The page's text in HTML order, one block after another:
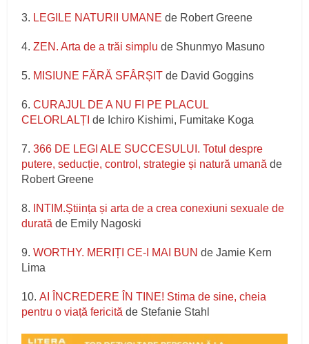
3. LEGILE NATURII UMANE de Robert Greene
4.ZEN. Arta de a trăi simplu de Shunmyo Masuno
5. MISIUNE FĂRĂ SFÂRȘIT de David Goggins
6.CURAJUL DE A NU FI PE PLACUL
CELORLALȚI de Ichiro Kishimi, Fumitake Koga
7.366 DE LEGI ALE SUCCESULUI. Totul despre
putere, seducție, control, strategie și natură umană de
Robert Greene
8.
INTIM.Știința și arta de a crea conexiuni sexuale de
durată de Emily Nagoski
9.WORTHY. MERIȚI CE-I MAI BUN de Jamie Kern
Lima
10.AI ÎNCREDERE ÎN TINE! Stima de sine, cheia
pentru o viață fericită de Stefanie Stahl